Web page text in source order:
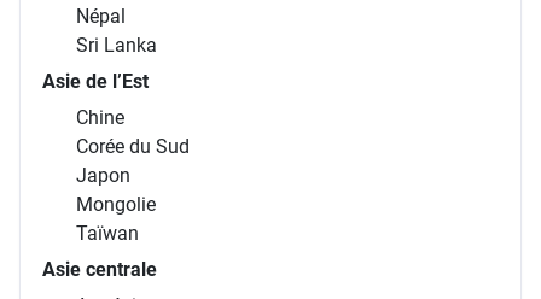
Népal
Sri Lanka
Asie de l’Est
Chine
Corée du Sud
Japon
Mongolie
Taïwan
Asie centrale